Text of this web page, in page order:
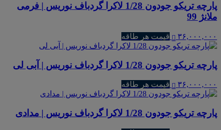
پارچه تریکو جودون 1/28 لاکرا گردباف نوریس | فرمی
ملانژ 99
۳۶,۰۰۰,۰۰۰ قیمت هر طاقه
پارچه تریکو جودون 1/28 لاکرا گردباف نوریس | آبی لی
۳۶,۰۰۰,۰۰۰ قیمت هر طاقه
پارچه تریکو جودون 1/28 لاکرا گردباف نوریس | مدادی